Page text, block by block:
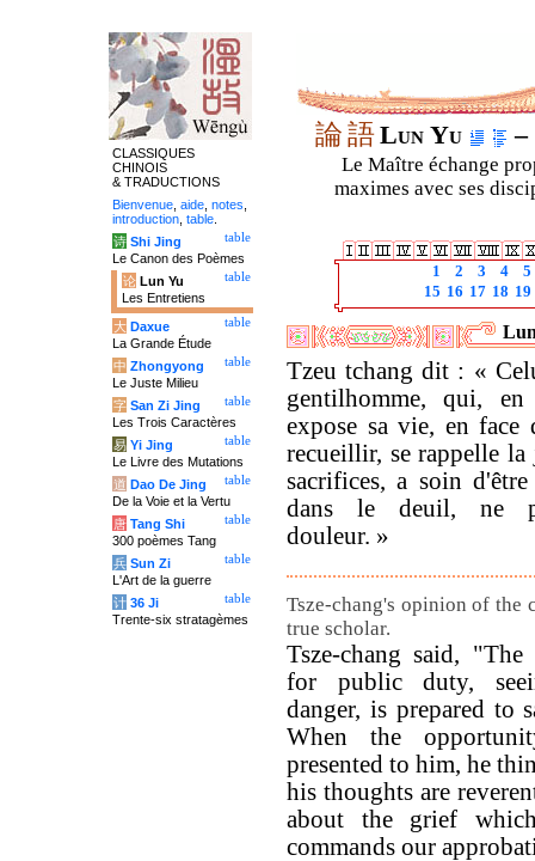
論語Lun Yu –
Le Maître échange
maximes avec ses
1 2 3 4
5
15 16 17 18 19
Tzeu tchang dit : «
gentilhomme, qui,
expose sa vie, en face
recueillir, se rappelle la
sacrifices, a soin d'être
dans le deuil, ne
douleur. »
Tsze-chang's opinion of the
true scholar.
Tsze-chang said, "The
for public duty,
danger, is prepared to
When the
presented to him, he
his thoughts are
about the grief
commands our
CLASSIQUES
CHINOIS
& TRADUCTIONS
Bienvenue aide notes
introduction table
table
诗 Shi Jing
Le Canon des Poèmes
table
论 Lun Yu
Les Entretiens
table
大 Daxue
La Grande Étude
table
中 Zhongyong
Le Juste Milieu
table
字 San Zi Jing
Les Trois Caractères
table
易 Yi Jing
Le Livre des Mutations
table
道 Dao De Jing
De la Voie et la Vertu
table
唐 Tang Shi
300 poèmes Tang
table
兵 Sun Zi
L'Art de la guerre
table
计 36 Ji
Trente-six stratagèmes